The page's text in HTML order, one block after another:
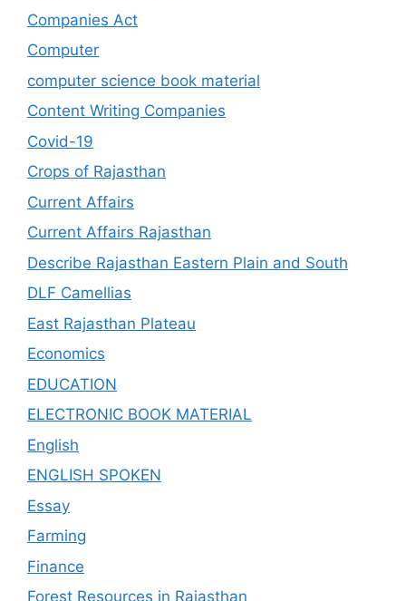
Companies Act
Computer
computer science book material
Content Writing Companies
Covid-19
Crops of Rajasthan
Current Affairs
Current Affairs Rajasthan
Describe Rajasthan Eastern Plain and South
DLF Camellias
East Rajasthan Plateau
Economics
EDUCATION
ELECTRONIC BOOK MATERIAL
English
ENGLISH SPOKEN
Essay
Farming
Finance
Forest Resources in Rajasthan